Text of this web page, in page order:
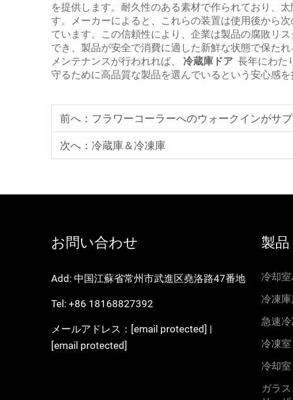
を提供します。耐久性のある素材で作られており、
す。メーカーによると、これらの装置は使用後から
ています。この信頼性により、企業は製品の腐敗リ
でき、製品が安全で消費に適した新鮮な状態で保た
メンテナンスが行われれば、 冷蔵庫ドア 長年にわた
守るために高品質な製品を選んでいるという安心感を
前へ： フラワーコーラーへのウォークインがサ
次へ： 冷蔵庫＆冷凍庫
お問い合わせ
Add: 中国江蘇省常州市武進区堯洛路47番地
Tel: +86 18168827392
メールアドレス： [email protected] |
[email protected]
製品
冷却
冷凍
急速
冷凍室
冷却室
ガラ